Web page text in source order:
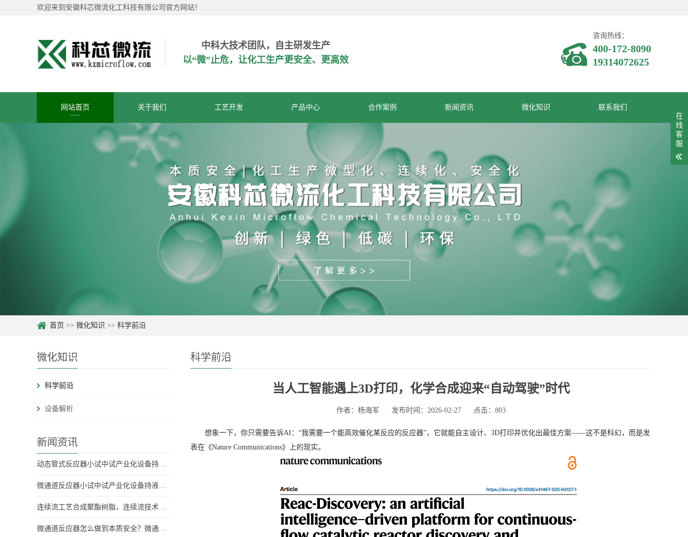
欢迎来到安徽科芯微流化工科技有限公司官方网站！
中科大技术团队，自主研发生产
以“微”止危，让化工生产更安全、更高效
咨询热线：
400-172-8090
19314072625
网站首页 关于我们 工艺开发 产品中心 合作案例 新闻资讯 微化知识 联系我们
首页 >> 微化知识 >> 科学前沿
微化知识
科学前沿
设备解析
新闻资讯
动态管式反应器小试中试产业化设备持液量是多少？持液量具体数据
微通道反应器小试中试产业化设备持液量分别是多少？
连续流工艺合成聚酯树脂，连续流技术合成聚酯树脂
微通道反应器怎么做到本质安全？微通道反应器安全优势
科学前沿
当人工智能遇上3D打印，化学合成迎来“自动驾驶”时代
作者：杨海军 发布时间：2026-02-27 点击：803
想象一下，你只需要告诉AI：“我需要一个能高效催化某反应的反应器”，它就能自主设计、3D打印并优化出最佳方案——这不是科幻，而是发
表在《Nature Communications》上的现实。
在
线
客
服